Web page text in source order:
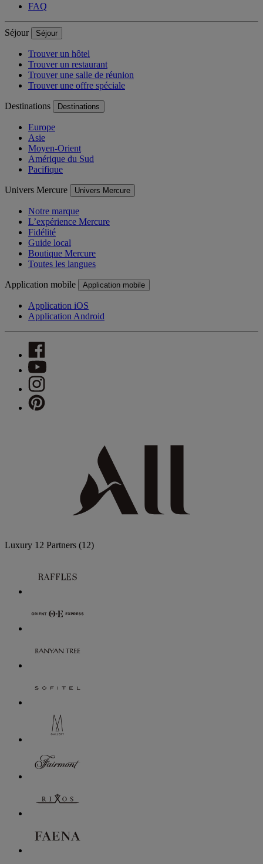
FAQ
Séjour Séjour
Trouver un hôtel
Trouver un restaurant
Trouver une salle de réunion
Trouver une offre spéciale
Destinations Destinations
Europe
Asie
Moyen-Orient
Amérique du Sud
Pacifique
Univers Mercure Univers Mercure
Notre marque
L’expérience Mercure
Fidélité
Guide local
Boutique Mercure
Toutes les langues
Application mobile Application mobile
Application iOS
Application Android
Luxury 12 Partners (12)